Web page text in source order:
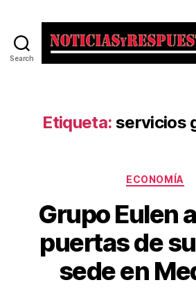
Search
Etiqueta: servicios
ECONOMÍA
Grupo Eulen
puertas de
sede en